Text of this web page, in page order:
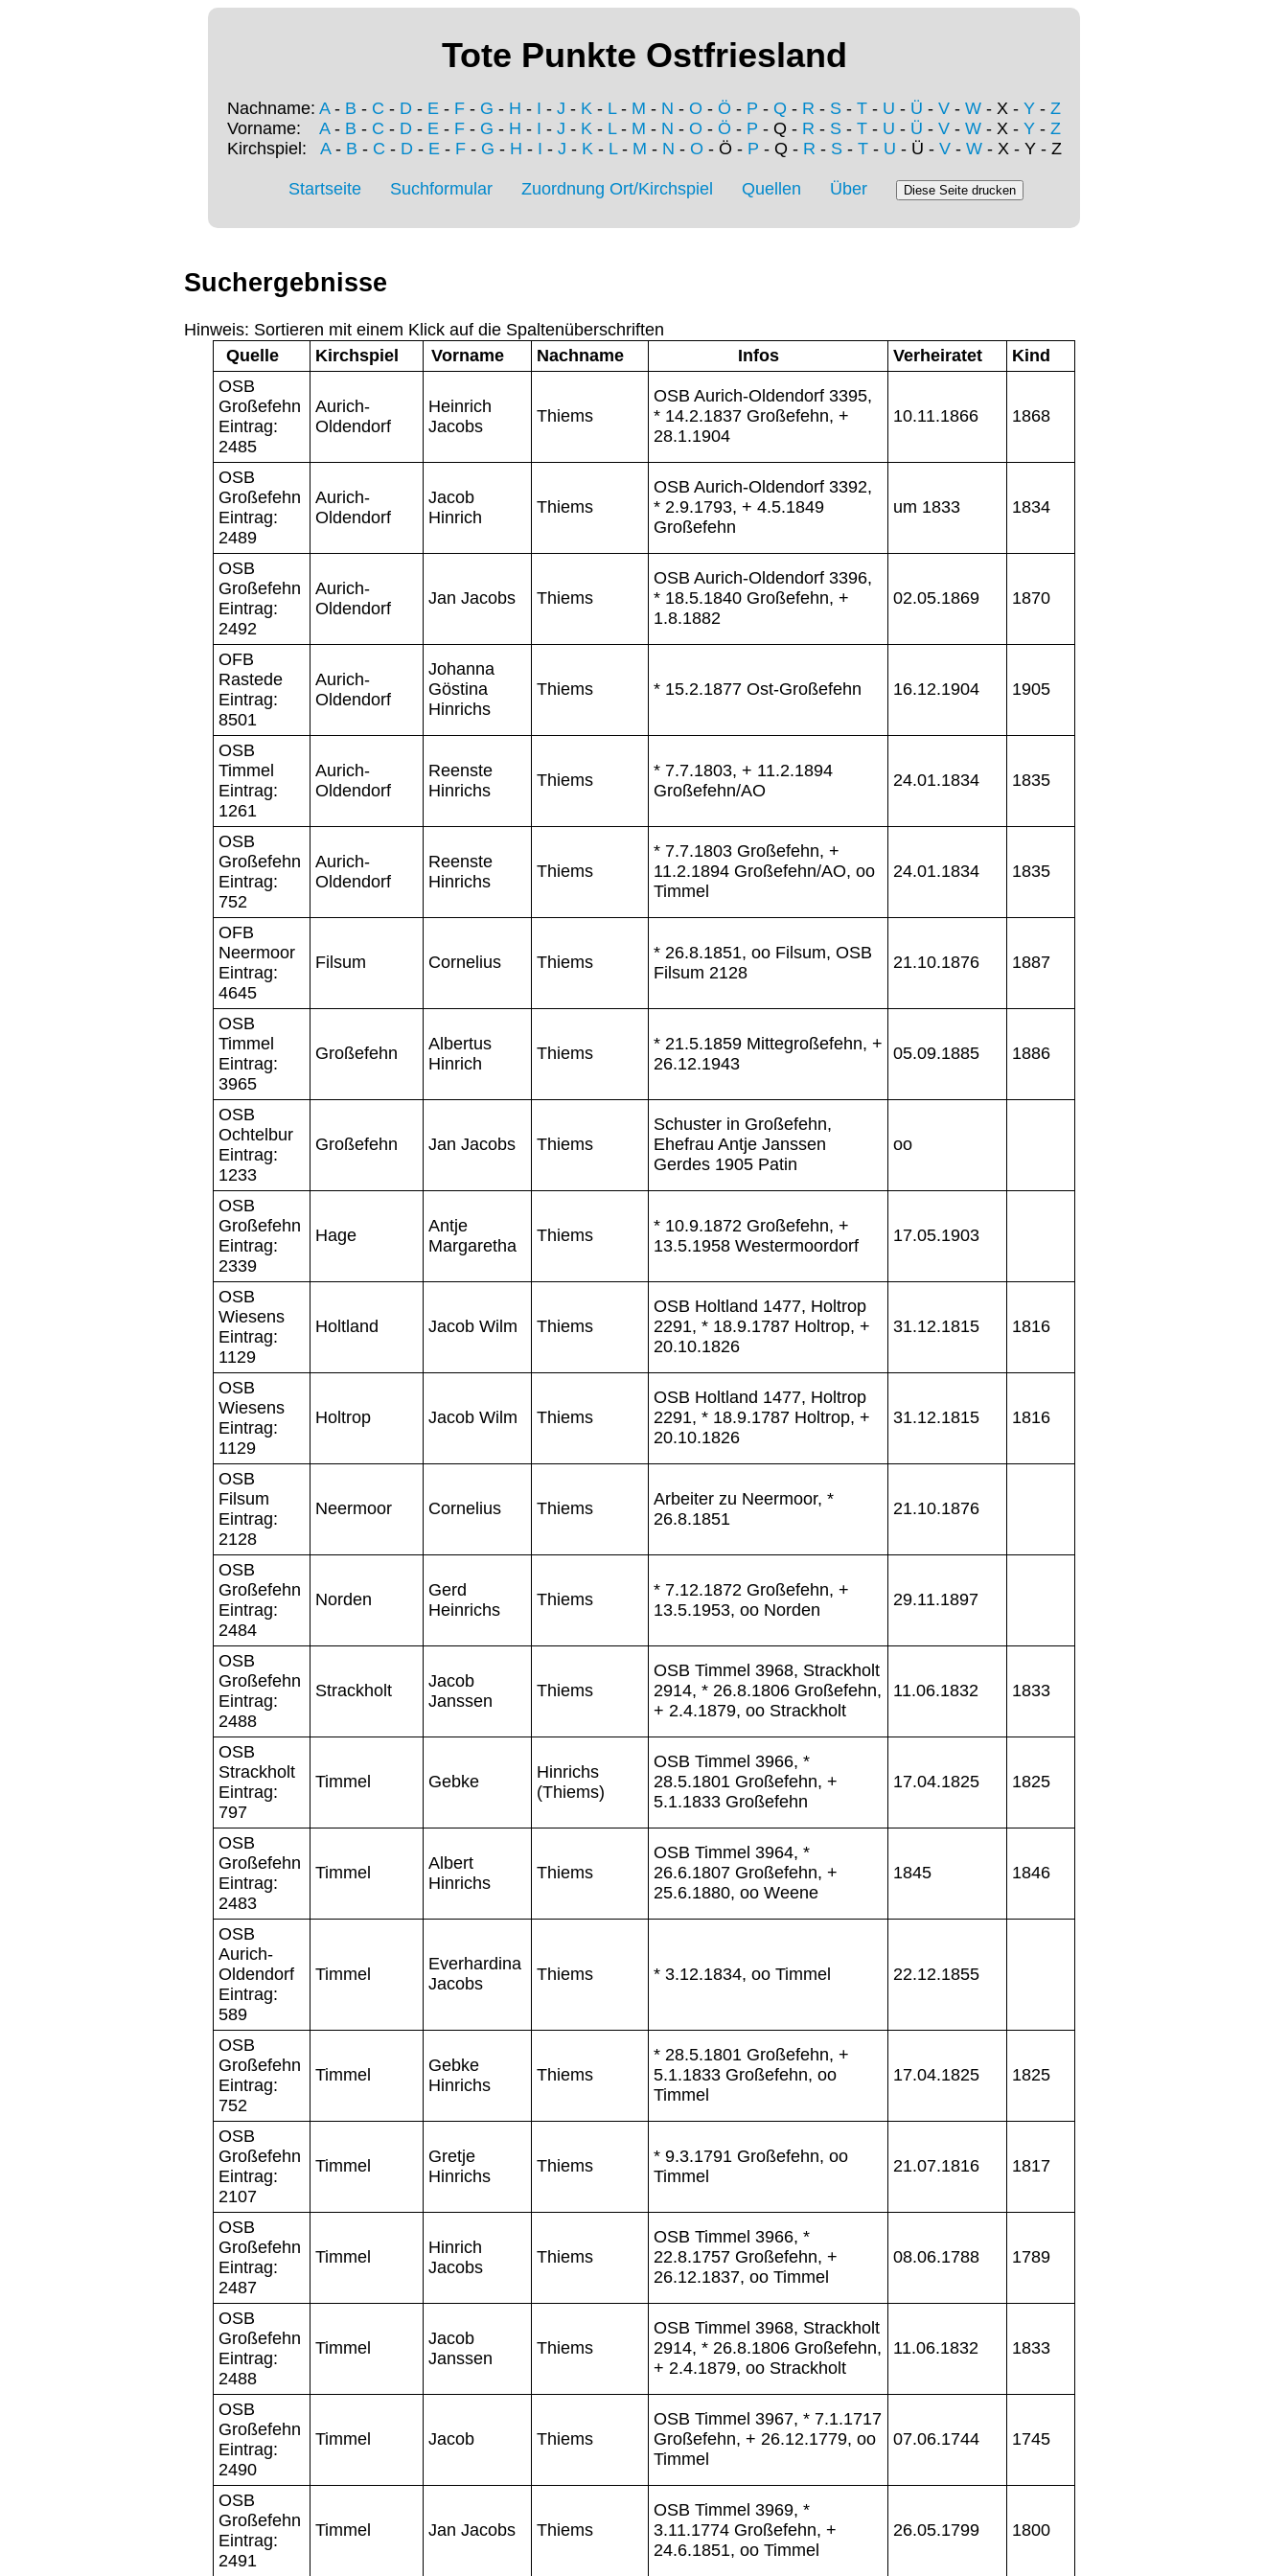
Tote Punkte Ostfriesland
Nachname: A- B - C - D - E - F - G - H - I - J - K - L- M - N - O - Ö - P - Q - R - S - T - U - Ü - V - W - X - Y - Z
Vorname: A- B - C - D - E - F - G - H - I - J - K - L- M - N - O - Ö - P - Q - R - S - T - U - Ü - V - W - X - Y - Z
Kirchspiel: A- B - C - D- E- F- G - H - I - J - K- L- M - N - O - Ö - P - Q - R - S- T- U - Ü - V- W- X - Y - Z
Startseite Suchformular Zuordnung Ort/Kirchspiel Quellen Über
Suchergebnisse
Hinweis: Sortieren mit einem Klick auf die Spaltenüberschriften
Quelle
Kirchspiel Vorname Nachname Infos Verheiratet
Kind
OSB
Großefehn
Eintrag:
2485
Aurich-
Oldendorf
Heinrich
Jacobs
Thiems
OSB Aurich-Oldendorf 3395,
* 14.2.1837 Großefehn, +
28.1.1904
10.11.1866 1868
OSB
Großefehn
Eintrag:
2489
Aurich-
Oldendorf
Jacob
Hinrich
Thiems
OSB Aurich-Oldendorf 3392,
* 2.9.1793, + 4.5.1849
Großefehn
um 1833 1834
OSB
Großefehn
Eintrag:
2492
Aurich-
Oldendorf
Jan Jacobs Thiems
OSB Aurich-Oldendorf 3396,
* 18.5.1840 Großefehn, +
1.8.1882
02.05.1869 1870
OFB
Rastede
Eintrag:
8501
Aurich-
Oldendorf
Johanna
Göstina
Hinrichs
Thiems * 15.2.1877 Ost-Großefehn 16.12.1904 1905
OSB
Timmel
Eintrag:
1261
Aurich-
Oldendorf
Reenste
Hinrichs
Thiems
* 7.7.1803, + 11.2.1894
Großefehn/AO
24.01.1834 1835
OSB
Großefehn
Eintrag:
752
Aurich-
Oldendorf
Reenste
Hinrichs
Thiems
* 7.7.1803 Großefehn, +
11.2.1894 Großefehn/AO, oo
Timmel
24.01.1834 1835
OFB
Neermoor
Eintrag:
4645
Filsum Cornelius Thiems
* 26.8.1851, oo Filsum, OSB
Filsum 2128
21.10.1876 1887
OSB
Timmel
Eintrag:
3965
Großefehn
Albertus
Hinrich
Thiems
* 21.5.1859 Mittegroßefehn, +
26.12.1943
05.09.1885 1886
OSB
Ochtelbur
Eintrag:
1233
Großefehn Jan Jacobs Thiems
Schuster in Großefehn,
Ehefrau Antje Janssen
Gerdes 1905 Patin
oo
OSB
Großefehn
Eintrag:
2339
Hage
Antje
Margaretha
Thiems
* 10.9.1872 Großefehn, +
13.5.1958 Westermoordorf
17.05.1903
OSB
Wiesens
Eintrag:
1129
Holtland Jacob Wilm Thiems
OSB Holtland 1477, Holtrop
2291, * 18.9.1787 Holtrop, +
20.10.1826
31.12.1815 1816
OSB
Wiesens
Eintrag:
1129
Holtrop Jacob Wilm Thiems
OSB Holtland 1477, Holtrop
2291, * 18.9.1787 Holtrop, +
20.10.1826
31.12.1815 1816
OSB
Filsum
Eintrag:
2128
Neermoor Cornelius Thiems
Arbeiter zu Neermoor, *
26.8.1851
21.10.1876
OSB
Großefehn
Eintrag:
2484
Norden
Gerd
Heinrichs
Thiems
* 7.12.1872 Großefehn, +
13.5.1953, oo Norden
29.11.1897
OSB
Großefehn
Eintrag:
2488
Strackholt
Jacob
Janssen
Thiems
OSB Timmel 3968, Strackholt
2914, * 26.8.1806 Großefehn,
+ 2.4.1879, oo Strackholt
11.06.1832 1833
OSB
Strackholt
Eintrag:
797
Timmel Gebke
Hinrichs
(Thiems)
OSB Timmel 3966, *
28.5.1801 Großefehn, +
5.1.1833 Großefehn
17.04.1825 1825
OSB
Großefehn
Eintrag:
2483
Timmel
Albert
Hinrichs
Thiems
OSB Timmel 3964, *
26.6.1807 Großefehn, +
25.6.1880, oo Weene
1845 1846
OSB
Aurich-
Oldendorf
Eintrag:
589
Timmel
Everhardina
Jacobs
Thiems * 3.12.1834, oo Timmel 22.12.1855
OSB
Großefehn
Eintrag:
752
Timmel
Gebke
Hinrichs
Thiems
* 28.5.1801 Großefehn, +
5.1.1833 Großefehn, oo
Timmel
17.04.1825 1825
OSB
Großefehn
Eintrag:
2107
Timmel
Gretje
Hinrichs
Thiems
* 9.3.1791 Großefehn, oo
Timmel
21.07.1816 1817
OSB
Großefehn
Eintrag:
2487
Timmel
Hinrich
Jacobs
Thiems
OSB Timmel 3966, *
22.8.1757 Großefehn, +
26.12.1837, oo Timmel
08.06.1788 1789
OSB
Großefehn
Eintrag:
2488
Timmel
Jacob
Janssen
Thiems
OSB Timmel 3968, Strackholt
2914, * 26.8.1806 Großefehn,
+ 2.4.1879, oo Strackholt
11.06.1832 1833
OSB
Großefehn
Eintrag:
2490
Timmel Jacob Thiems
OSB Timmel 3967, * 7.1.1717
Großefehn, + 26.12.1779, oo
Timmel
07.06.1744 1745
OSB
Großefehn
Eintrag:
2491
Timmel Jan Jacobs Thiems
OSB Timmel 3969, *
3.11.1774 Großefehn, +
24.6.1851, oo Timmel
26.05.1799 1800